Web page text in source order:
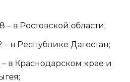
– в Ростовской области;
– в Республике Дагестан;
– в Краснодарском крае и